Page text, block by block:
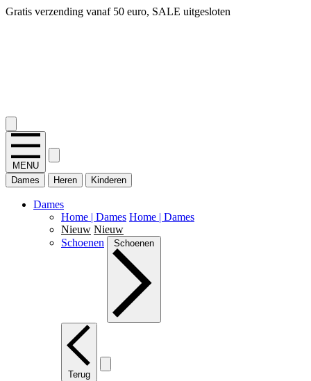
Gratis verzending vanaf 50 euro, SALE uitgesloten
MENU
Dames
Heren Kinderen
Dames
Home | Dames Home | Dames
Nieuw Nieuw
Schoenen
Schoenen
Terug